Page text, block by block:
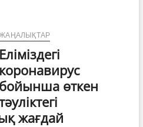
Еліміздегі
коронавирус
бойынша өткен
жағдай